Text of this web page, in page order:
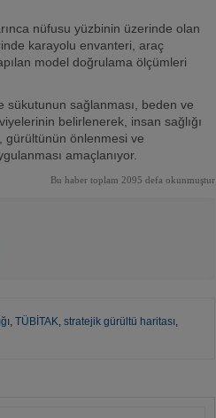
nüfusu yüzbinin üzerinde olan
karayolu envanteri, araç
model doğrulama ölçümleri
sükutunun sağlanması, beden ve
belirlenerek, insan sağlığı
gürültünün önlenmesi ve
amaçlanıyor.
Bu haber toplam 2095 defa okunmuştur
, TÜBİTAK, stratejik gürültü haritası,